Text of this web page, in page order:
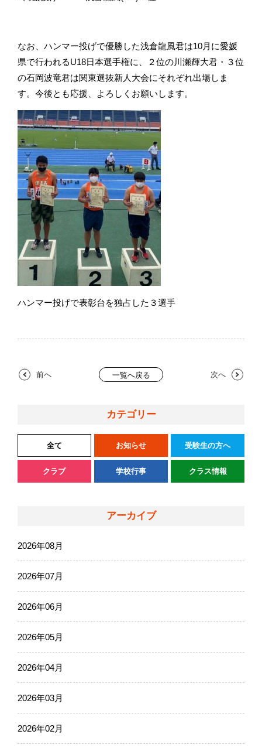
なお、ハンマー投げで優勝した浅倉龍風君は10月に愛媛
県で行われるU18日本選手権に、２位の川瀬輝大君・３位
の石岡波竜君は関東選抜新人大会にそれぞれ出場しま
す。今後とも応援、よろしくお願いします。
ハンマー投げで表彰台を独占した３選手
前へ 一覧へ戻る 次へ
カテゴリー
全て お知らせ 受験生の方へ
クラブ 学校行事 クラス情報
アーカイブ
2026年08月
2026年07月
2026年06月
2026年05月
2026年04月
2026年03月
2026年02月